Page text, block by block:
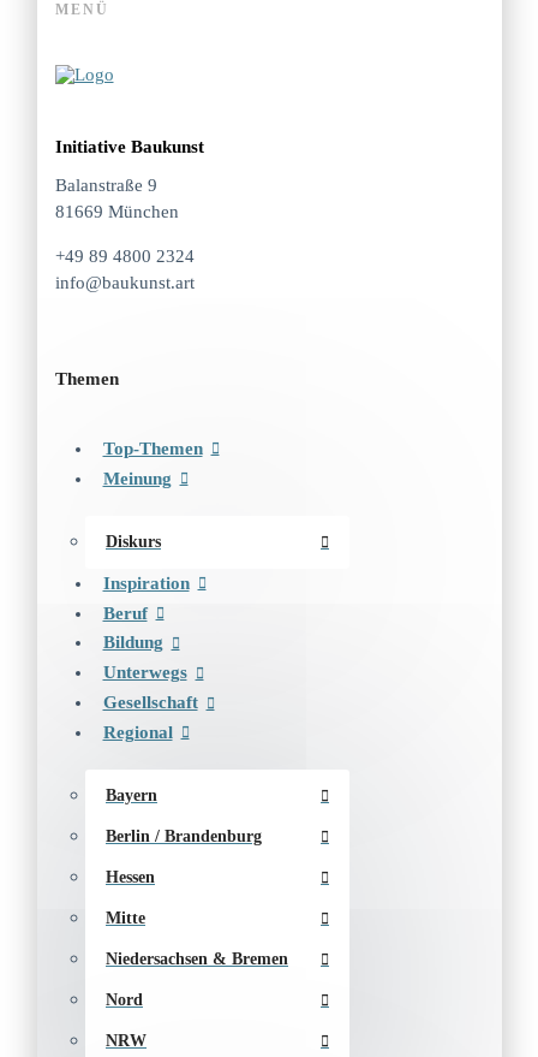
MENÜ
Initiative Baukunst
Balanstraße 9
81669 München
+49 89 4800 2324
info@baukunst.art
Themen
Top-Themen
Meinung
Diskurs
Inspiration
Beruf
Bildung
Unterwegs
Gesellschaft
Regional
Bayern
Berlin / Brandenburg
Hessen
Mitte
Niedersachsen & Bremen
Nord
NRW